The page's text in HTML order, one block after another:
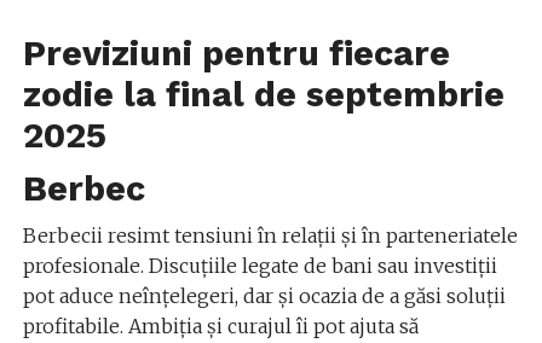
Previziuni pentru fiecare
zodie la final de septembrie
2025
Berbec
Berbecii resimt tensiuni în relații și în parteneriatele
profesionale. Discuțiile legate de bani sau investiții
pot aduce neînțelegeri, dar și ocazia de a găsi soluții
profitabile. Ambiția și curajul îi pot ajuta să